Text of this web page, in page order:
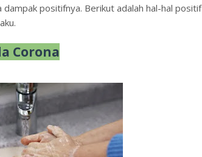
positifnya. Berikut adalah hal-hal positif
Corona